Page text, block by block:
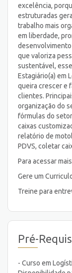
excelência,
estruturadas
trabalho mais
em liberdade,
desenvolvimento
que valoriza
sustentável,
Estagiário(a) em
queira crescer e
clientes.
organização do
fórmulas do
caixas
relatório de
PDVS, coletar
Para acessar
Gere um
Treine para
Pré-
- Curso em